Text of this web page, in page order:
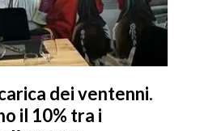
dei ventenni.
il 10% tra i